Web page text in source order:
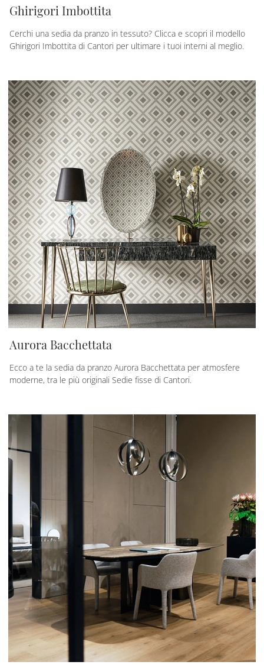
Ghirigori Imbottita
Cerchi una sedia da pranzo in tessuto? Clicca e scopri il modello
Ghirigori Imbottita di Cantori per ultimare i tuoi interni al meglio.
Aurora Bacchettata
Ecco a te la sedia da pranzo Aurora Bacchettata per atmosfere
moderne, tra le più originali Sedie fisse di Cantori.